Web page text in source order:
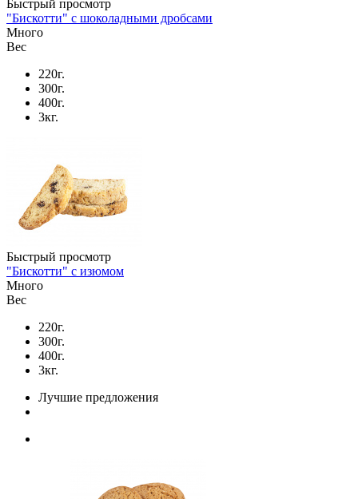
Быстрый просмотр
"Бискотти" с шоколадными дробсами
Много
Вес
220г.
300г.
400г.
3кг.
Быстрый просмотр
"Бискотти" с изюмом
Много
Вес
220г.
300г.
400г.
3кг.
Лучшие предложения